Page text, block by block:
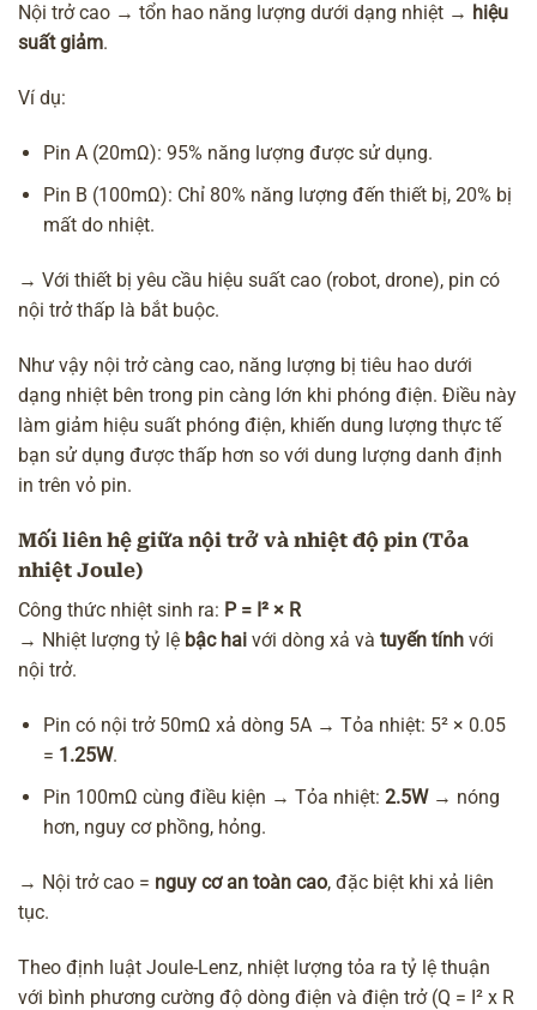
Nội trở cao → tổn hao năng lượng dưới dạng nhiệt → hiệu
suất giảm.
Ví dụ:
Pin A (20mΩ): 95% năng lượng được sử dụng.
Pin B (100mΩ): Chỉ 80% năng lượng đến thiết bị, 20% bị
mất do nhiệt.
→ Với thiết bị yêu cầu hiệu suất cao (robot, drone), pin có
nội trở thấp là bắt buộc.
Như vậy nội trở càng cao, năng lượng bị tiêu hao dưới
dạng nhiệt bên trong pin càng lớn khi phóng điện. Điều này
làm giảm hiệu suất phóng điện, khiến dung lượng thực tế
bạn sử dụng được thấp hơn so với dung lượng danh định
in trên vỏ pin.
Mối liên hệ giữa nội trở và nhiệt độ pin (Tỏa
nhiệt Joule)
Công thức nhiệt sinh ra: P = I² × R
→ Nhiệt lượng tỷ lệ bậc hai với dòng xả và tuyến tính với
nội trở.
Pin có nội trở 50mΩ xả dòng 5A → Tỏa nhiệt: 5² × 0.05
= 1.25W.
Pin 100mΩ cùng điều kiện → Tỏa nhiệt: 2.5W→ nóng
hơn, nguy cơ phồng, hỏng.
→ Nội trở cao = nguy cơ an toàn cao, đặc biệt khi xả liên
tục.
Theo định luật Joule-Lenz, nhiệt lượng tỏa ra tỷ lệ thuận
với bình phương cường độ dòng điện và điện trở (Q = I² x R